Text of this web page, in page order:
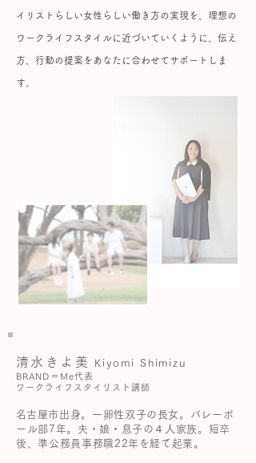
イリストらしい女性らしい働き方の実現を、理想の
ワークライフスタイルに近づいていくように、伝え
方、行動の提案をあなたに合わせてサポートしま
す。
清水きよ美 Kiyomi Shimizu
BRAND＝Me代表
ワークライフスタイリスト講師
​名古屋市出身。一卵性双子の長女。バレーボ
ール部7年。 夫・娘・息子の４人家族。 短卒
後、準公務員事務職22年を経て起業。